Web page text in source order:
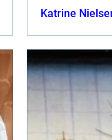
meget
Katrine